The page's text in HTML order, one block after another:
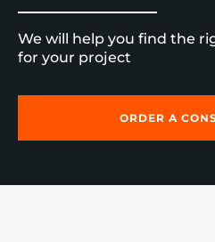
We will help you find the
for your project
ORDER A